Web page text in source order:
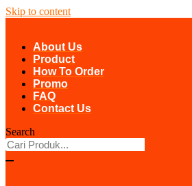
Skip to content
About Us
Product
How To Order
Promo
FAQ
Contact Us
Search